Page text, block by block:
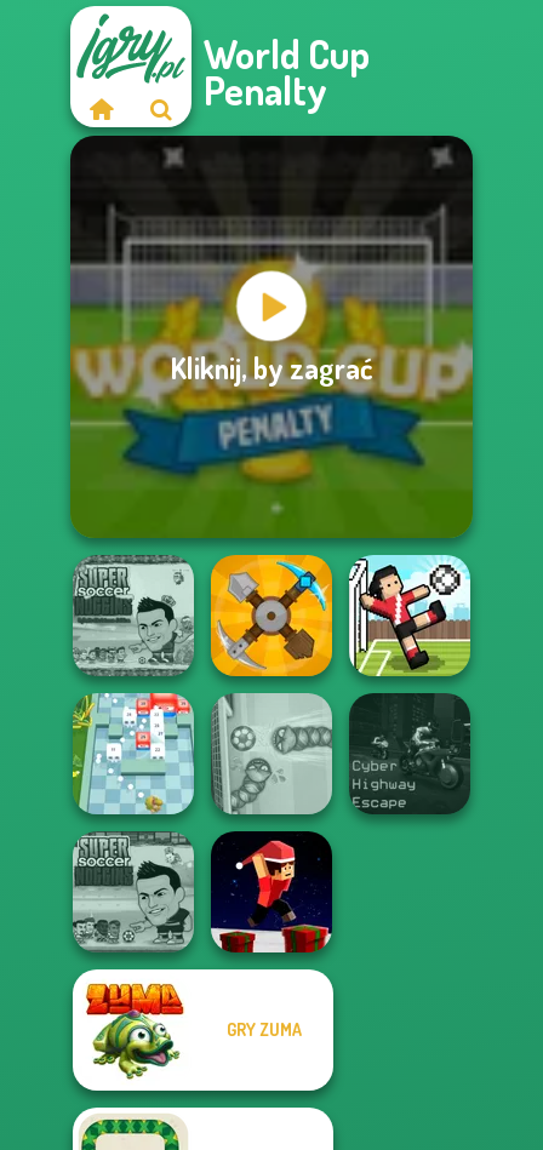
World Cup
Penalty
Kliknij, by zagrać
Super Soccer
Noggins
Christmas
Craft Drill Soccer Random
Break n Bounce Soccer Snakes
Super Soccer
Noggins
Parkour Block
GRY ZUMA